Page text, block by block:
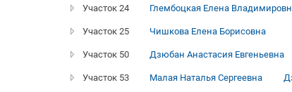
Участок 24 Глембоцкая Елена
Участок 25 Чишкова Елена Борисовна
Участок 50 Дзюбан Анастасия Евгеньевна
Участок 53 Малая Наталья Сергеевна